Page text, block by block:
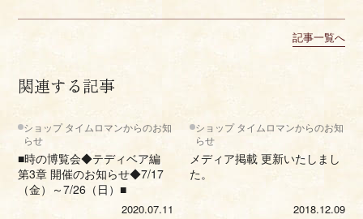
記事一覧へ
関連する記事
ショップ タイムロマンからのお知
らせ
■時の博覧会◆テディベア編
第3章 開催のお知らせ◆7/17
（金）～7/26（日）■
2020.07.11
ショップ タイムロマンからのお知
らせ
メディア掲載 更新いたしまし
た。
2018.12.09